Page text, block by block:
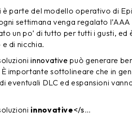
parte del modello operativo di
settimana venga regalato
un po’ di tutto per tutti i gusti, ed
di nicchia.
innovative può generare
importante sottolineare che in
eventuali DLC ed espansioni
innovative</s…